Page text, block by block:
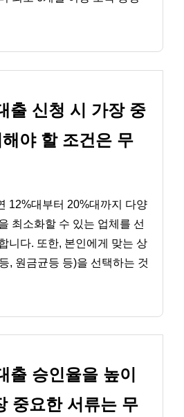
출 신청 시 가장 중
야 할 조건은 무
12%대부터 20%대까지 다양
최소화할 수 있는 업체를 선
니다. 또한, 본인에게 맞는 상
, 원금균등 등)을 선택하는 것
출 승인율을 높이
중요한 서류는 무